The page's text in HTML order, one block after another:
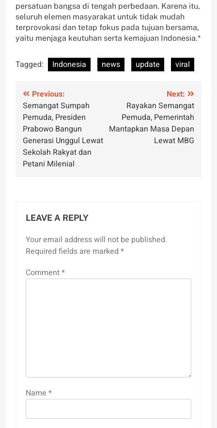
persatuan bangsa di tengah perbedaan. Karena itu,
seluruh elemen masyarakat untuk tidak mudah
terprovokasi dan tetap fokus pada tujuan bersama,
yaitu menjaga keutuhan serta kemajuan Indonesia.*
Tagged: Indonesia news update viral
Post
navigation
Previous:
Semangat Sumpah
Pemuda, Presiden
Prabowo Bangun
Generasi Unggul Lewat
Sekolah Rakyat dan
Petani Milenial
Next:
Rayakan Semangat
Pemuda, Pemerintah
Mantapkan Masa Depan
Lewat MBG
LEAVE A REPLY
Your email address will not be published.
Required fields are marked *
Comment*
Name *